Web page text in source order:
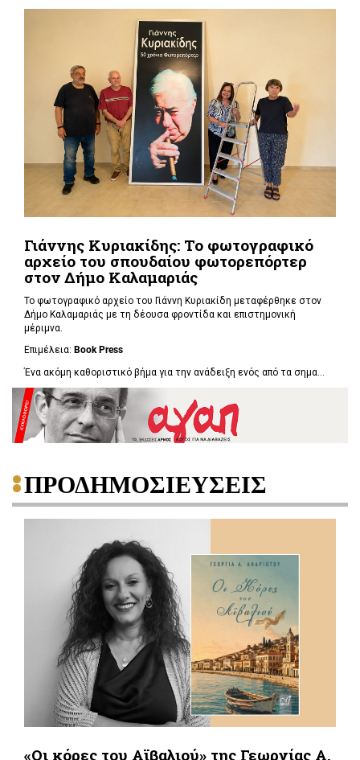
Γιάννης Κυριακίδης: Το φωτογραφικό
αρχείο του σπουδαίου φωτορεπόρτερ
στον Δήμο Καλαμαριάς
Το φωτογραφικό αρχείο του Γιάννη Κυριακίδη μεταφέρθηκε στον
Δήμο Καλαμαριάς με τη δέουσα φροντίδα και επιστημονική
μέριμνα.
Επιμέλεια: Book Press
Ένα ακόμη καθοριστικό βήμα για την ανάδειξη ενός από τα σημα...
ΠΡΟΔΗΜΟΣΙΕΥΣΕΙΣ
«Οι κόρες του Αϊβαλιού» της Γεωργίας Α.